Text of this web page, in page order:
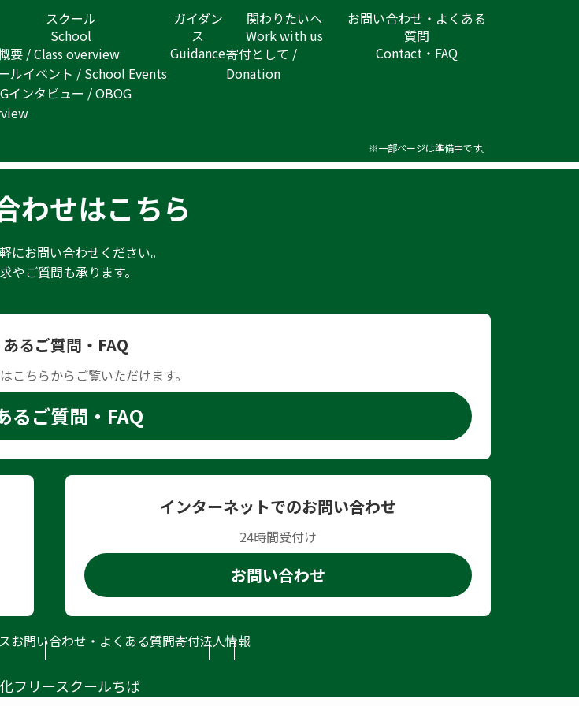
スクール
School
要 / Class overview
ルイベント / School Events
インタビュー / OBOG
ガイダン
ス
Guidance
関わりたいへ
Work with us
寄付として /
Donation
お問い合わせ・よくある
質問
Contact・FAQ
※一部ページは準備中です。
わせはこちら
にお問い合わせください。
やご質問も承ります。
るご質問・FAQ
こちらからご覧いただけます。
るご質問・FAQ
インターネットでのお問い合わせ
24時間受付け
お問い合わせ
お問い合わせ・よくある質問寄付法人情報
フリースクールちば